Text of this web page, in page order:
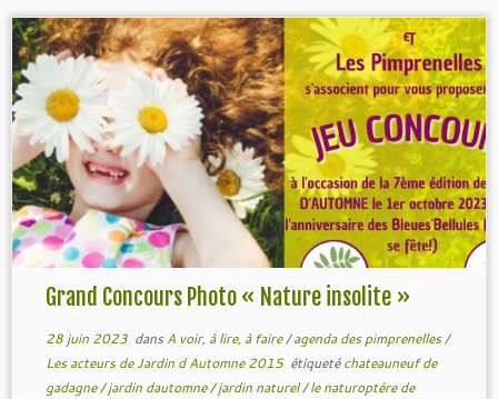
Grand Concours Photo « Nature insolite »
28 juin 2023dans A voir, à lire, à faire/agenda des pimprenelles/
Les acteurs de Jardin d Automne 2015 étiquetéchateauneuf de
gadagne/jardin dautomne/jardin naturel/le naturoptére de